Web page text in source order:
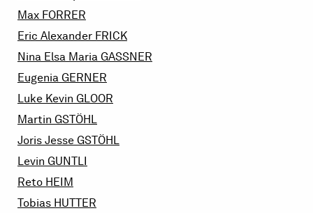
Max FORRER
Eric Alexander FRICK
Nina Elsa Maria GASSNER
Eugenia GERNER
Luke Kevin GLOOR
Martin GSTÖHL
Joris Jesse GSTÖHL
Levin GUNTLI
Reto HEIM
Tobias HUTTER